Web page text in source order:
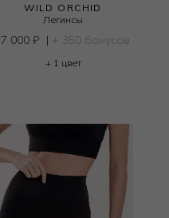
WILD ORCHID
Легинсы
7 000 ₽ | + 350 бонусов
+ 1 цвет